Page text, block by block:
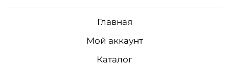
Главная
Мой аккаунт
Каталог